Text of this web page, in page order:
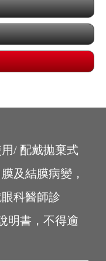
/ 配戴拋棄式
及結膜病變，
科醫師診
明書，不得逾